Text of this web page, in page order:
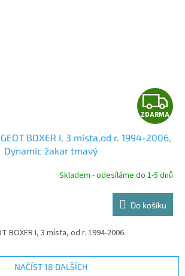
Z
D
R
ZDARMA
BOXER I, 3 místa,od r. 1994-2006,
Dynamic žakar tmavý
Skladem - odesíláme do 1-5 dnů
Do košíku
BOXER I, 3 místa, od r. 1994-2006.
NAČÍST 18 DALŠÍCH